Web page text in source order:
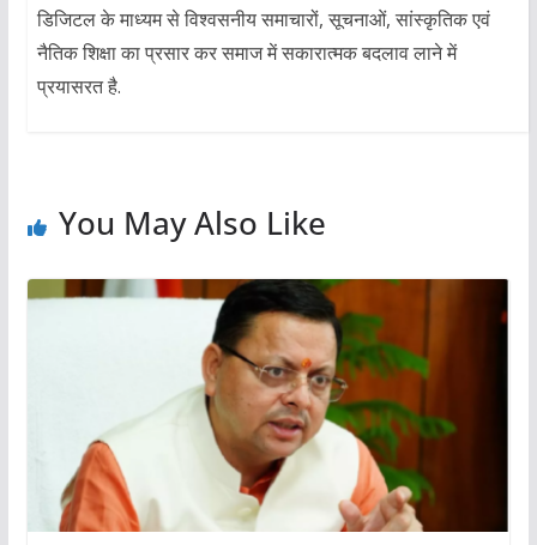
डिजिटल के माध्यम से विश्वसनीय समाचारों, सूचनाओं, सांस्कृतिक एवं
नैतिक शिक्षा का प्रसार कर समाज में सकारात्मक बदलाव लाने में
प्रयासरत है.
You May Also Like